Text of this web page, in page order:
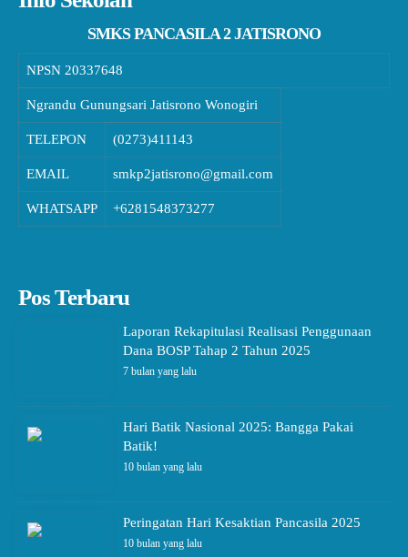
PPDB
Bursa Kerja
SMKS PANCASILA 2 JATISRONO
NPSN 20337648
Ngrandu Gunungsari Jatisrono Wonogiri
TELEPON (0273)411143
EMAIL smkp2jatisrono@gmail.com
WHATSAPP +6281548373277
Pos Terbaru
Laporan Rekapitulasi Realisasi Penggunaan
Dana BOSP Tahap 2 Tahun 2025
7 bulan yang lalu
Hari Batik Nasional 2025: Bangga Pakai
Batik!
10 bulan yang lalu
Peringatan Hari Kesaktian Pancasila 2025
10 bulan yang lalu